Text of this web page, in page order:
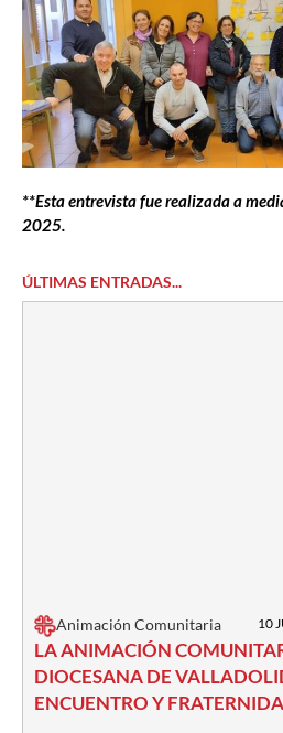
**Esta entrevista fue realizada a
2025.
ÚLTIMAS ENTRADAS...
Animación Comunitaria 10
LA ANIMACIÓN
DIOCESANA DE
ENCUENTRO Y